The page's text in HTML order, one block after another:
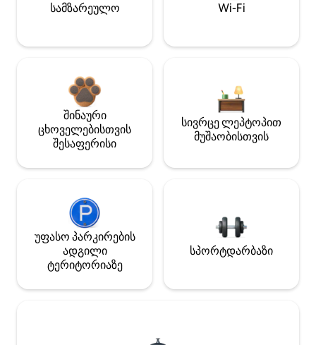
სამზარეულო Wi-Fi
შინაური
ცხოველებისთვის
შესაფერისი
სივრცე ლეპტოპით
მუშაობისთვის
უფასო პარკირების
ადგილი
ტერიტორიაზე
სპორტდარბაზი